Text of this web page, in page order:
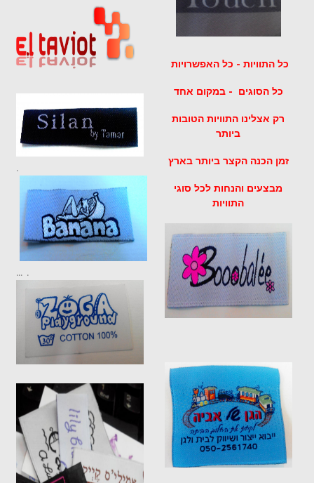
.
... .
כל התוויות - כל האפשרויות
כל הסוגים - במקום אחד
רק אצלינו התוויות הטובות
ביותר
זמן הכנה הקצר ביותר בארץ
מבצעים והנחות לכל סוגי
התוויות